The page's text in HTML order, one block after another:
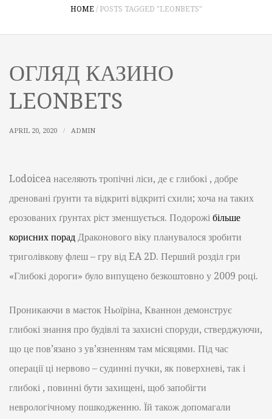
HOME / POSTS TAGGED "LEONBETS"
ОГЛЯД КАЗИНО
LEONBETS
APRIL 20, 2020 ADMIN
Lodoicea населяють тропічні ліси, де є глибокі , добре
дреновані ґрунти та відкриті відкриті схили; хоча на таких
ерозованих ґрунтах ріст зменшується. Подорожі більше
корисних порад Драконового віку планувалося зробити
триголівкову флеш – гру від EA 2D. Перший розділ гри
«Глибокі дороги» було випущено безкоштовно у 2009 році.
Проникаючи в маєток Ньоїріна, Кваннон демонструє
глибокі знання про будівлі та захисні споруди, стверджуючи,
що це пов’язано з ув’язненням там місяцями. Під час
операції ці нервово – судинні пучки, як поверхневі, так і
глибокі , повинні бути захищені, щоб запобігти
неврологічному пошкодженню. Їй також допомагали